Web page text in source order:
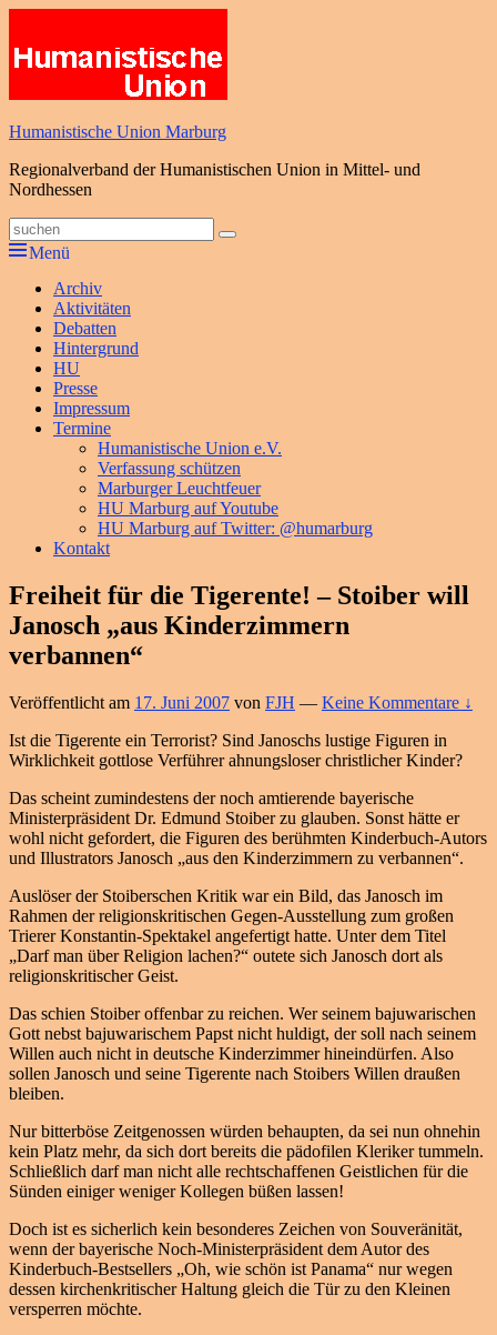
springen
Humanistische Union Marburg
Regionalverband der Humanistischen Union in Mittel- und
Nordhessen
Suche
nach:
Suchen
Menü
Primäres
Menü
Archiv
Aktivitäten
Debatten
Hintergrund
HU
Presse
Impressum
Termine
Humanistische Union e.V.
Verfassung schützen
Marburger Leuchtfeuer
HU Marburg auf Youtube
HU Marburg auf Twitter: @humarburg
Kontakt
Freiheit für die Tigerente! – Stoiber will
Janosch „aus Kinderzimmern
verbannen“
Veröffentlicht am 17. Juni 2007 von FJH — Keine Kommentare ↓
Ist die Tigerente ein Terrorist? Sind Janoschs lustige Figuren in
Wirklichkeit gottlose Verführer ahnungsloser christlicher Kinder?
Das scheint zumindestens der noch amtierende bayerische
Ministerpräsident Dr. Edmund Stoiber zu glauben. Sonst hätte er
wohl nicht gefordert, die Figuren des berühmten Kinderbuch-Autors
und Illustrators Janosch „aus den Kinderzimmern zu verbannen“.
Auslöser der Stoiberschen Kritik war ein Bild, das Janosch im
Rahmen der religionskritischen Gegen-Ausstellung zum großen
Trierer Konstantin-Spektakel angefertigt hatte. Unter dem Titel
„Darf man über Religion lachen?“ outete sich Janosch dort als
religionskritischer Geist.
Das schien Stoiber offenbar zu reichen. Wer seinem bajuwarischen
Gott nebst bajuwarischem Papst nicht huldigt, der soll nach seinem
Willen auch nicht in deutsche Kinderzimmer hineindürfen. Also
sollen Janosch und seine Tigerente nach Stoibers Willen draußen
bleiben.
Nur bitterböse Zeitgenossen würden behaupten, da sei nun ohnehin
kein Platz mehr, da sich dort bereits die pädofilen Kleriker tummeln.
Schließlich darf man nicht alle rechtschaffenen Geistlichen für die
Sünden einiger weniger Kollegen büßen lassen!
Doch ist es sicherlich kein besonderes Zeichen von Souveränität,
wenn der bayerische Noch-Ministerpräsident dem Autor des
Kinderbuch-Bestsellers „Oh, wie schön ist Panama“ nur wegen
dessen kirchenkritischer Haltung gleich die Tür zu den Kleinen
versperren möchte.